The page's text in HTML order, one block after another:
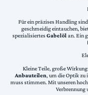
Für ein präzises Handling
geschmeidig eintauchen,
spezialisiertesGabelölan. Ein
Kleine Teile, große Wirkung:
Anbauteilen, um die Optik zu
muss stimmen. Mit unseren
Verbrennung